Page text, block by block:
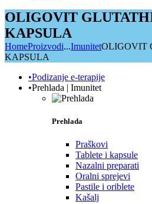
OLIGOVIT
KAPSULA
HomeProizvodi...ImunitetOLIGOVIT
KAPSULA
•Podizanje e-terapije
•Prehlada | Imunitet
Prehlada
Praškovi
Tablete i kapsule
Nazalni preparati
Oralni sprejevi
Pastile i oriblete
Kašalj